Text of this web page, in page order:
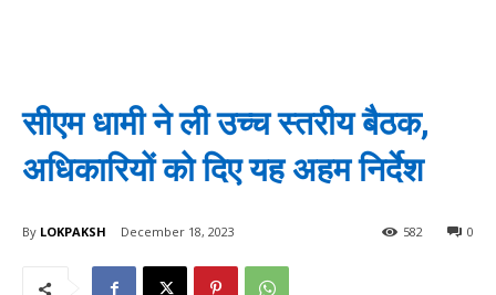
सीएम धामी ने ली उच्च स्तरीय बैठक,
अधिकारियों को दिए यह अहम निर्देश
By LOKPAKSH December 18, 2023 0
582